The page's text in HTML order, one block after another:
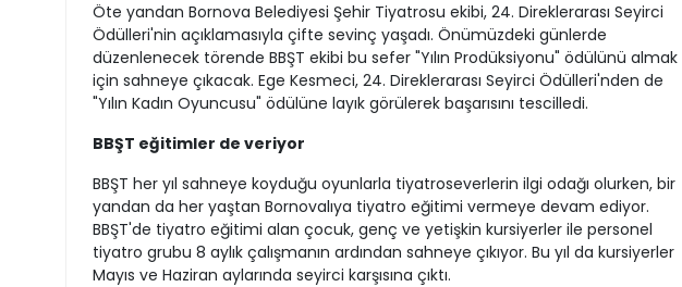
Öte yandan Bornova Belediyesi Şehir Tiyatrosu ekibi, 24. Direklerarası Seyirci
Ödülleri'nin açıklamasıyla çifte sevinç yaşadı. Önümüzdeki günlerde
düzenlenecek törende BBŞT ekibi bu sefer "Yılın Prodüksiyonu" ödülünü almak
için sahneye çıkacak. Ege Kesmeci, 24. Direklerarası Seyirci Ödülleri'nden de
"Yılın Kadın Oyuncusu" ödülüne layık görülerek başarısını tescilledi.
BBŞT eğitimler de veriyor
BBŞT her yıl sahneye koyduğu oyunlarla tiyatroseverlerin ilgi odağı olurken, bir
yandan da her yaştan Bornovalıya tiyatro eğitimi vermeye devam ediyor.
BBŞT'de tiyatro eğitimi alan çocuk, genç ve yetişkin kursiyerler ile personel
tiyatro grubu 8 aylık çalışmanın ardından sahneye çıkıyor. Bu yıl da kursiyerler
Mayıs ve Haziran aylarında seyirci karşısına çıktı.